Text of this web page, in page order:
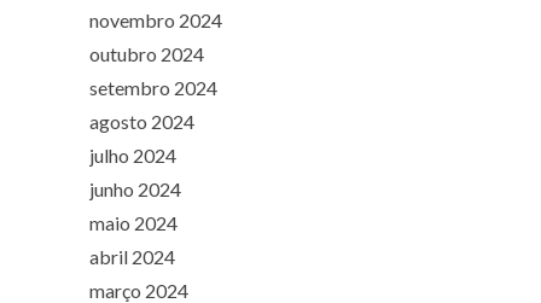
novembro 2024
outubro 2024
setembro 2024
agosto 2024
julho 2024
junho 2024
maio 2024
abril 2024
março 2024